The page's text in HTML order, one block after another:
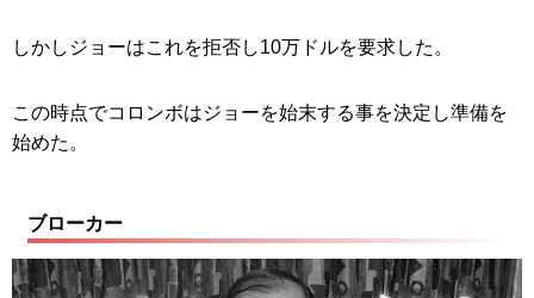
しかしジョーはこれを拒否し10万ドルを要求した。
この時点でコロンボはジョーを始末する事を決定し準備を
始めた。
ブローカー